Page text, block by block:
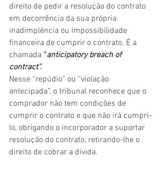
direito de pedir a resolução do contrato
em decorrência da sua própria
inadimplência ou impossibilidade
financeira de cumprir o contrato. É a
chamada “anticipatory breach of
contract”.
Nesse “repúdio” ou “violação
antecipada”, o tribunal reconhece que o
comprador não tem condições de
cumprir o contrato e que não irá cumpri-
lo, obrigando o incorporador a suportar
resolução do contrato, retirando-lhe o
direito de cobrar a dívida.